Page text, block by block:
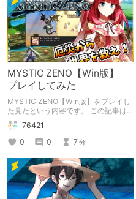
MYSTIC ZENO【Win版】
プレイしてみた
MYSTIC ZENO【Win版】をプレイし
た見たという内容です。 この記事は
通常のクリエイターズ記事です。
76421
0
0 7分